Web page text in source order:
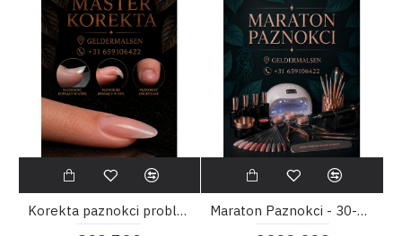
Korekta paznokci problematycznych - szkolenie Maraton Paznokci - 30-godzinne szkolenie